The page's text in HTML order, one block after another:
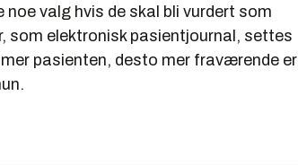
valg hvis de skal bli vurdert som
som elektronisk pasientjournal, settes
pasienten, desto mer fraværende er